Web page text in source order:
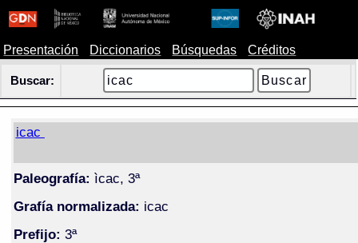
Presentación Diccionarios Búsquedas Créditos
Buscar:
icac
Paleografía: ìcac, 3ª
Grafía normalizada: icac
Prefijo: 3ª